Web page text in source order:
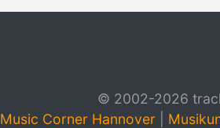
© 2002-2026
Music Corner Hannover